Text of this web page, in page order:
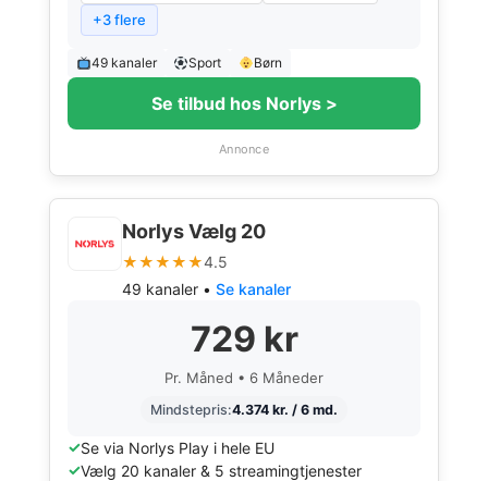
+3 flere
49 kanaler Sport Børn
Se tilbud hos Norlys >
Annonce
Norlys Vælg 20
★★★★★4.5
49 kanaler • Se kanaler
729 kr
Pr. Måned • 6 Måneder
Mindstepris:4.374 kr. / 6 md.
Se via Norlys Play i hele EU
Vælg 20 kanaler & 5 streamingtjenester